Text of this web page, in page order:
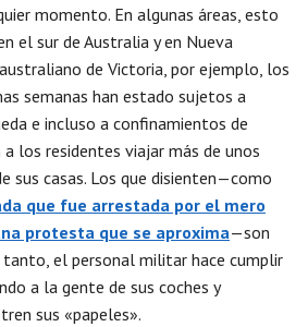
momento. En algunas áreas, esto
el sur de Australia y en Nueva
de Victoria, por ejemplo, los
semanas han estado sujetos a
e incluso a confinamientos de
los residentes viajar más de unos
sus casas. Los que disienten—como
que fue arrestada por el mero
protesta que se aproxima—son
el personal militar hace cumplir
a la gente de sus coches y
sus «papeles».